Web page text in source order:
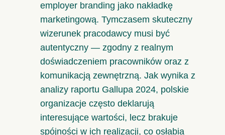
employer branding jako nakładkę
marketingową. Tymczasem skuteczny
wizerunek pracodawcy musi być
autentyczny — zgodny z realnym
doświadczeniem pracowników oraz z
komunikacją zewnętrzną. Jak wynika z
analizy raportu Gallupa 2024, polskie
organizacje często deklarują
interesujące wartości, lecz brakuje
spójności w ich realizacji, co osłabia